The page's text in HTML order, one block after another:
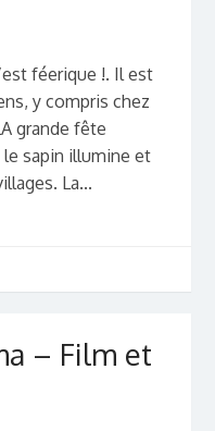
féerique !. Il est
y compris chez
grande fête
sapin illumine et
La...
– Film et